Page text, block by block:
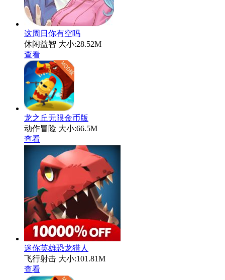
这周日你有空吗
休闲益智 大小:28.52M
查看
龙之丘无限金币版
动作冒险 大小:66.5M
查看
迷你英雄恐龙猎人
飞行射击 大小:101.81M
查看